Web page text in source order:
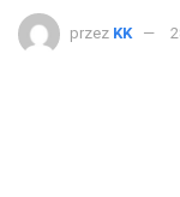
przez KK